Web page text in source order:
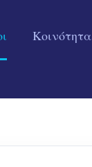
Κοινότητα